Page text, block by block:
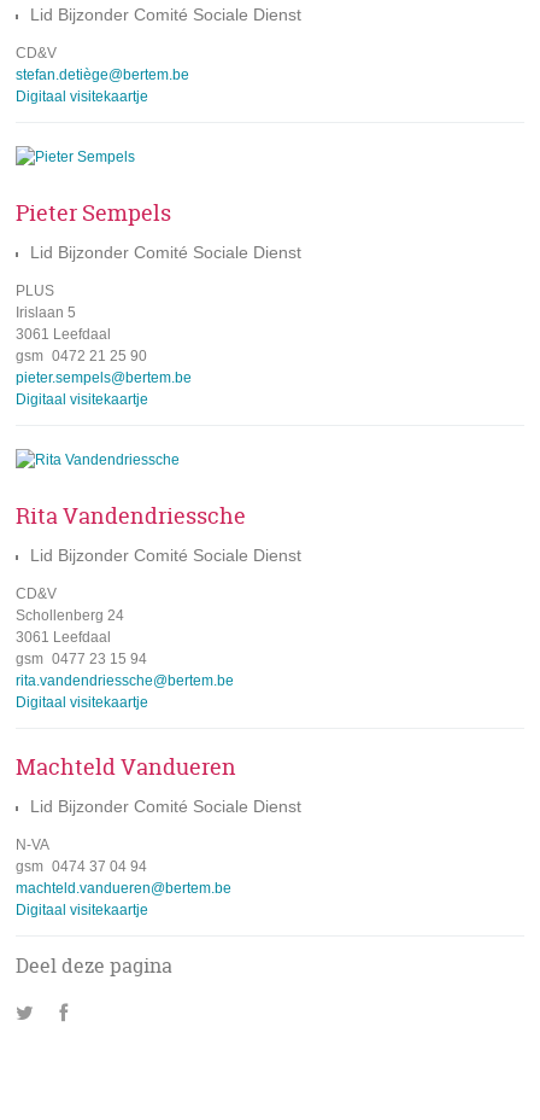
Lid Bijzonder Comité Sociale Dienst
CD&V
e-
mail
stefan.detiège@bertem.be
Digitaal visitekaartje
Pieter Sempels
Lid Bijzonder Comité Sociale Dienst
PLUS
adres
Irislaan 5
3061 Leefdaal
gsm 0472 21 25 90
e-
mail
pieter.sempels@bertem.be
Digitaal visitekaartje
Rita Vandendriessche
Lid Bijzonder Comité Sociale Dienst
CD&V
adres
Schollenberg 24
3061 Leefdaal
gsm 0477 23 15 94
e-
mail
rita.vandendriessche@bertem.be
Digitaal visitekaartje
Machteld Vandueren
Lid Bijzonder Comité Sociale Dienst
N-VA
gsm 0474 37 04 94
e-
mail
machteld.vandueren@bertem.be
Digitaal visitekaartje
Deel deze pagina